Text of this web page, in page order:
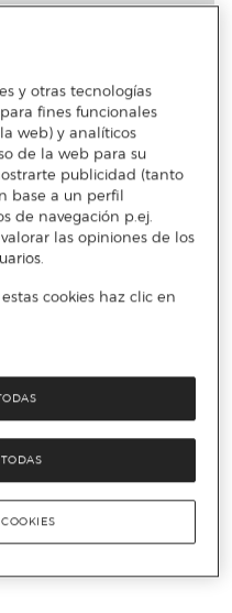
y otras tecnologías
fines funcionales
web) y analíticos
de la web para su
publicidad (tanto
base a un perfil
de navegación p.ej.
las opiniones de los
cookies haz clic en